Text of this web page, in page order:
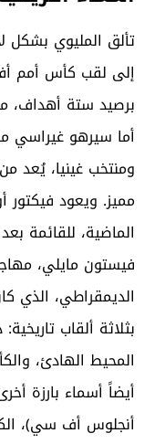
تألق المليوي بشكل
إلى لقب كأس أمم
برصيد ستة أهداف،
أما سيرهو غيراسي
ومنتخب غينيا، يُعد
مميز. ويعود فيكتور
الماضية، للقائمة
فيستون مايلي،
الديمقراطي، الذي
بثلاثة ألقاب
المحيط الهادئ،
أيضاً أسماء بارزة
أنجلوس أف سي)،